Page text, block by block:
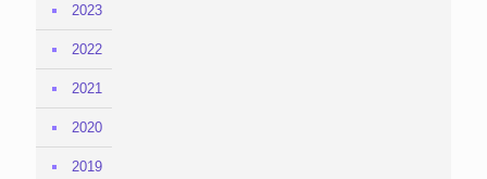
2023
2022
2021
2020
2019